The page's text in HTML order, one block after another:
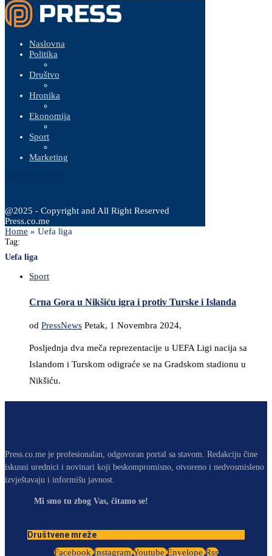
Naslovna
Politika
Društvo
Hronika
Ekonomija
Sport
Marketing
@2025 - Copyright and All Right Reserved
Press.co.me
Home » Uefa liga
Tag:
Uefa liga
Sport
Crna Gora u Nikšiću igra i protiv Turske i Islanda
od PressNews Petak, 1 Novembra 2024,
Posljednja dva meča reprezentacije u UEFA Ligi nacija sa
Islandom i Turskom odigraće se na Gradskom stadionu u
Nikšiću.
Press.co.me je profesionalan, odgovoran portal sa stavom. Redakciju čine
iskusni urednici i novinari koji beskompromisno, otvoreno i nedvosmisleno
izvještavaju i informišu javnost.
Mi smo tu zbog Vas, čitamo se!
Društvene mreže
Facebook Instagram Youtube Envelope Rss